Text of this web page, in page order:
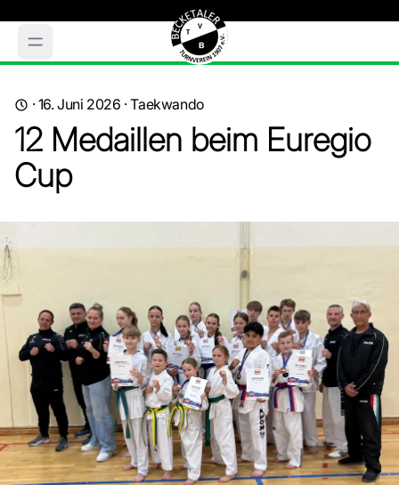
·16. Juni 2026 ·Taekwando
12 Medaillen beim Euregio
Cup